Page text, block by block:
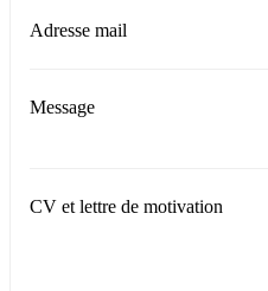
Adresse mail
Message
CV et lettre de motivation